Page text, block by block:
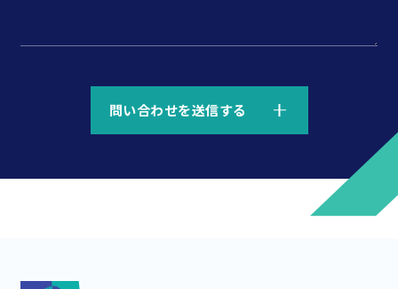
問い合わせを送信する